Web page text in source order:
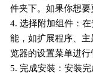
件夹下。如果你想要
4. 选择附加组件：
能，如扩展程序、
览器的设置菜单进行
5. 完成安装：安装